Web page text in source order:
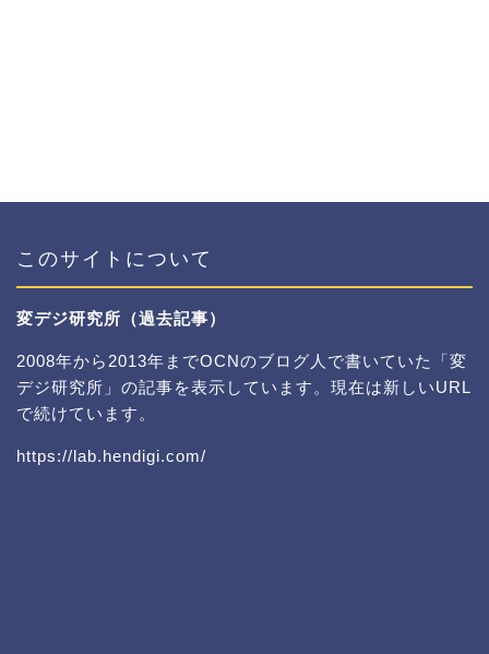
このサイトについて
変デジ研究所（過去記事）
2008年から2013年までOCNのブログ人で書いていた「変
デジ研究所」の記事を表示しています。現在は新しいURL
で続けています。
https://lab.hendigi.com/